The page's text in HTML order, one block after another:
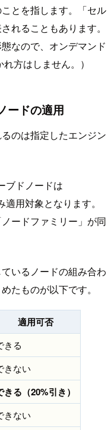
とを指します。「セル
れることもあります。
なので、オンデマンド
方はしません。）
ードの適用
のは指定したエンジン
ブドノードは
用対象となります。
ードファミリー」が同
いるノードの組み合わ
たものが以下です。
適用可否
きる
きない
きる（20%引き）
きない